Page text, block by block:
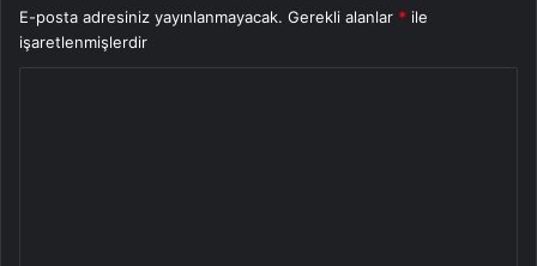
E-posta adresiniz yayınlanmayacak. Gerekli alanlar * ile
işaretlenmişlerdir